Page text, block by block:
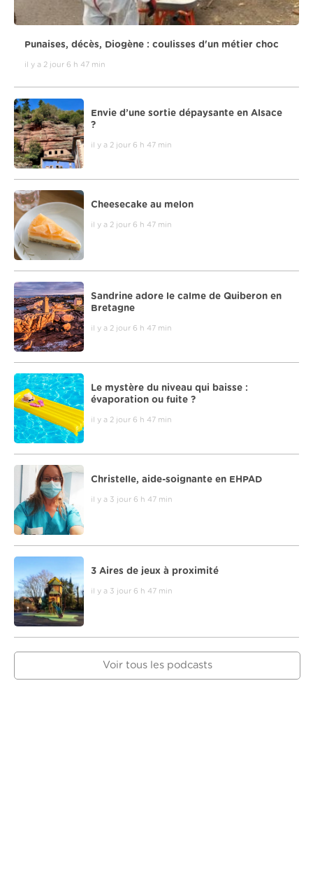
Punaises, décès, Diogène : coulisses d'un métier choc
il y a 2 jour 6 h 47 min
Envie d’une sortie dépaysante en Alsace
?
il y a 2 jour 6 h 47 min
Cheesecake au melon
il y a 2 jour 6 h 47 min
Sandrine adore le calme de Quiberon en
Bretagne
il y a 2 jour 6 h 47 min
Le mystère du niveau qui baisse :
évaporation ou fuite ?
il y a 2 jour 6 h 47 min
Christelle, aide-soignante en EHPAD
il y a 3 jour 6 h 47 min
3 Aires de jeux à proximité
il y a 3 jour 6 h 47 min
Voir tous les podcasts